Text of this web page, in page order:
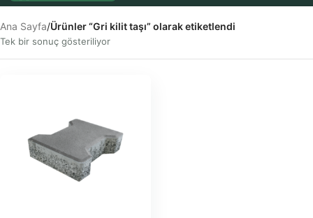
Ana Sayfa/Ürünler “Gri kilit taşı” olarak etiketlendi
Tek bir sonuç gösteriliyor